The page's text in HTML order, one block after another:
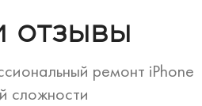
отзывы
ремонт iPhone
сложности